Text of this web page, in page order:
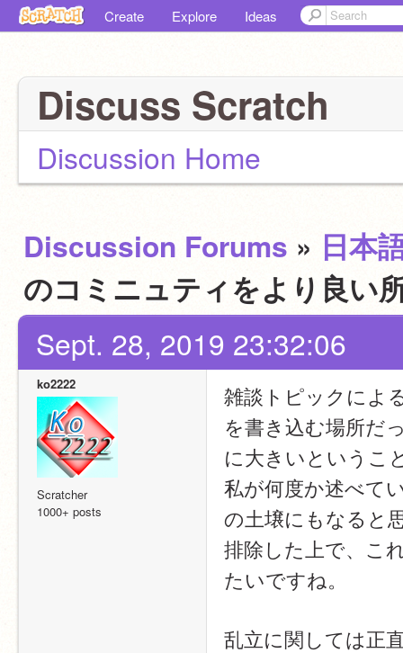
Create Explore Ideas
Discuss Scratch
Discussion Home
Discussion Forums » 日本
のコミニュティをより良い
Sept. 28, 2019 23:32:06
ko2222
Scratcher
1000+ posts
雑談トピックによ
を書き込む場所だ
に大きいというこ
私が何度か述べて
の土壌にもなると
排除した上で、こ
たいですね。
乱立に関しては正